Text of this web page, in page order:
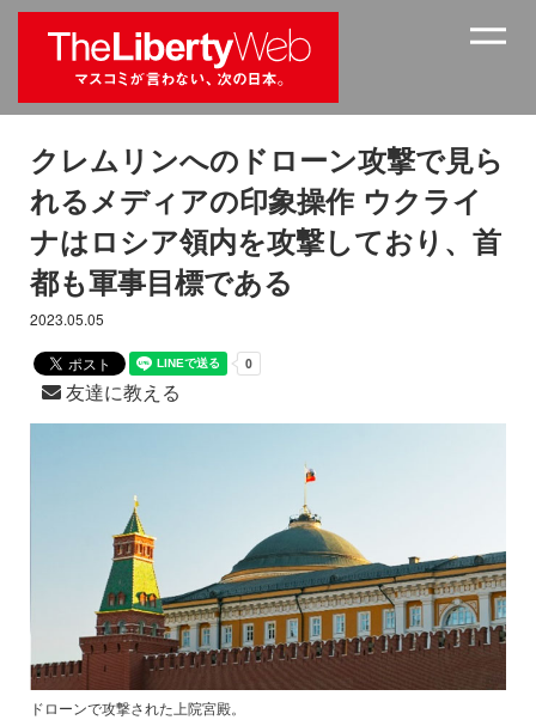
クレムリンへのドローン攻撃で見ら
れるメディアの印象操作 ウクライ
ナはロシア領内を攻撃しており、首
都も軍事目標である
2023.05.05
友達に教える
ドローンで攻撃された上院宮殿。